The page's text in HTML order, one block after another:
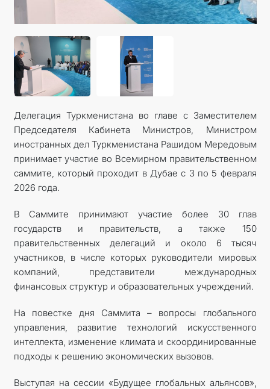
Делегация Туркменистана во главе с Заместителем
Председателя Кабинета Министров, Министром
иностранных дел Туркменистана Рашидом Мередовым
принимает участие во Всемирном правительственном
саммите, который проходит в Дубае с 3 по 5 февраля
2026 года.
В Саммите принимают участие более 30 глав
государств и правительств, а также 150
правительственных делегаций и около 6 тысяч
участников, в числе которых руководители мировых
компаний, представители международных
финансовых структур и образовательных учреждений.
На повестке дня Саммита – вопросы глобального
управления, развитие технологий искусственного
интеллекта, изменение климата и скоординированные
подходы к решению экономических вызовов.
Выступая на сессии «Будущее глобальных альянсов»,